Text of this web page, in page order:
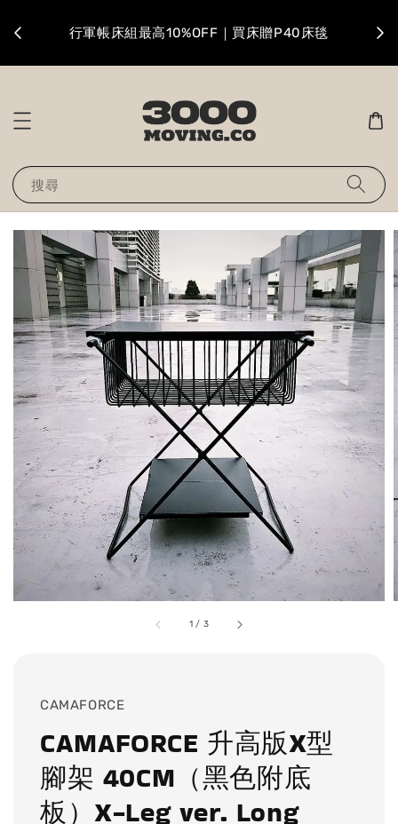
行軍帳床組最高10%OFF｜買床贈P40床毯
搜尋
1 / 3
CAMAFORCE
CAMAFORCE 升高版X型
腳架 40CM（黑色附底
板）X-Leg ver. Long